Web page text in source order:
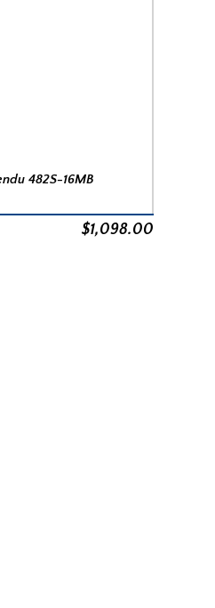
482S-16MB
$1,098.00